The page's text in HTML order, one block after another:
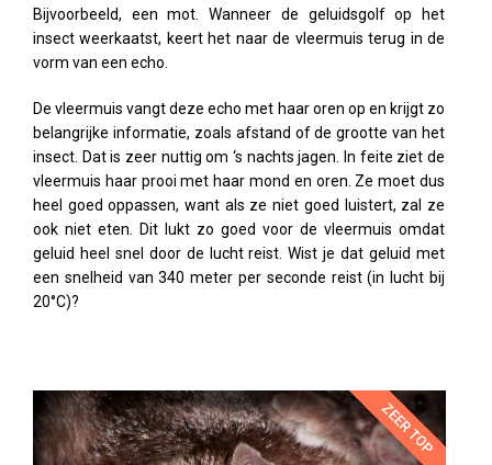
Bijvoorbeeld, een mot. Wanneer de geluidsgolf op het
insect weerkaatst, keert het naar de vleermuis terug in de
vorm van een echo.
De vleermuis vangt deze echo met haar oren op en krijgt zo
belangrijke informatie, zoals afstand of de grootte van het
insect. Dat is zeer nuttig om ‘s nachts jagen. In feite ziet de
vleermuis haar prooi met haar mond en oren. Ze moet dus
heel goed oppassen, want als ze niet goed luistert, zal ze
ook niet eten. Dit lukt zo goed voor de vleermuis omdat
geluid heel snel door de lucht reist. Wist je dat geluid met
een snelheid van 340 meter per seconde reist (in lucht bij
20°C)?
ZEER TOP